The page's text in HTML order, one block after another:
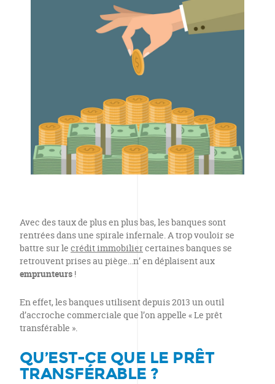
Avec des taux de plus en plus bas, les banques sont
rentrées dans une spirale infernale. A trop vouloir se
battre sur le crédit immobiliercertaines banques se
retrouvent prises au piège…n’ en déplaisent aux
emprunteurs !
En effet, les banques utilisent depuis 2013 un outil
d’accroche commerciale que l’on appelle « Le prêt
transférable ».
QU’EST-CE QUE LE PRÊT
TRANSFÉRABLE ?